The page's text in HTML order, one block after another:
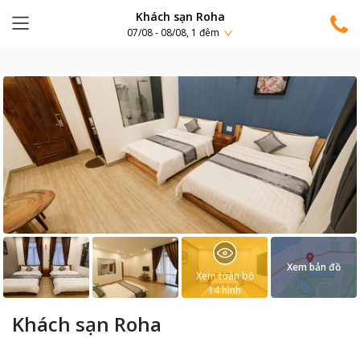
Khách sạn Roha
07/08 - 08/08, 1 đêm
Khách sạn Roha
Xem toàn bộ
14hình
Xem bản đồ